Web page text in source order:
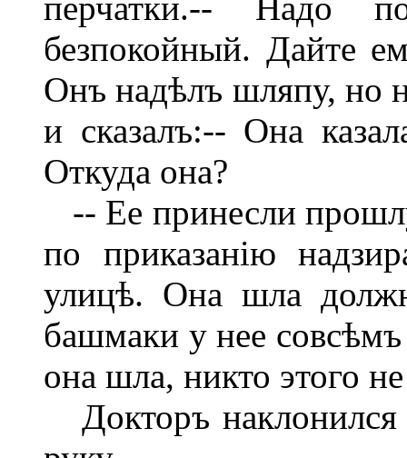
безпокойный. Дайте
Онъ надѣлъ шляпу, но
и сказалъ:-- Она
Откуда она?
-- Ее принесли
по приказанію
улицѣ. Она шла
башмаки у нее
она шла, никто этого
Докторъ